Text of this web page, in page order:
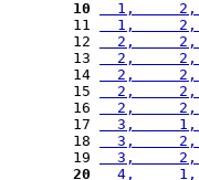
10
1,
11
1,
12
2,
13
2,
14
2,
15
2,
16
2,
17
3,
18
3,
19
3,
20
4,